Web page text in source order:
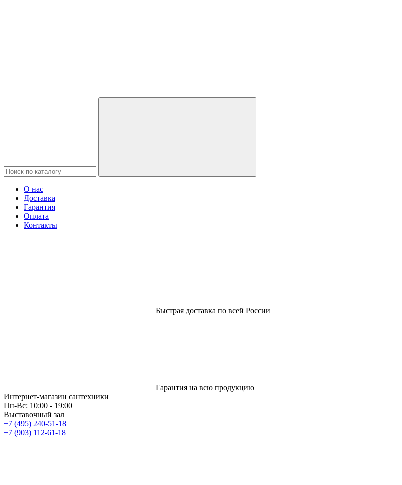
О нас
Доставка
Гарантия
Оплата
Контакты
Быстрая доставка по всей России
Гарантия на всю продукцию
Интернет-магазин сантехники
Пн-Вс: 10:00 - 19:00
Выставочный зал
+7 (495) 240-51-18
+7 (903) 112-61-18